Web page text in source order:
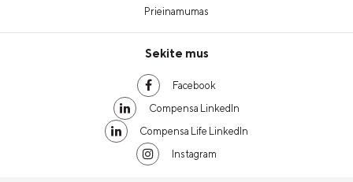
Prieinamumas
Sekite mus
Facebook
Compensa LinkedIn
Compensa Life LinkedIn
Instagram